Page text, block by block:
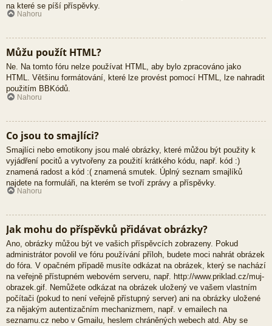
na které se píší příspěvky.
Nahoru
Můžu použít HTML?
Ne. Na tomto fóru nelze používat HTML, aby bylo zpracováno jako
HTML. Většinu formátování, které lze provést pomocí HTML, lze nahradit
použitím BBKódů.
Nahoru
Co jsou to smajlíci?
Smajlíci nebo emotikony jsou malé obrázky, které můžou být použity k
vyjádření pocitů a vytvořeny za použití krátkého kódu, např. kód :)
znamená radost a kód :( znamená smutek. Úplný seznam smajlíků
najdete na formuláři, na kterém se tvoří zprávy a příspěvky.
Nahoru
Jak mohu do příspěvků přidávat obrázky?
Ano, obrázky můžou být ve vašich příspěvcích zobrazeny. Pokud
administrátor povolil ve fóru používání příloh, budete moci nahrát obrázek
do fóra. V opačném případě musíte odkázat na obrázek, který se nachází
na veřejně přístupném webovém serveru, např. http://www.priklad.cz/muj-
obrazek.gif. Nemůžete odkázat na obrázek uložený ve vašem vlastním
počítači (pokud to není veřejně přístupný server) ani na obrázky uložené
za nějakým autentizačním mechanizmem, např. v emailech na
seznamu.cz nebo v Gmailu, heslem chráněných webech atd. Aby se